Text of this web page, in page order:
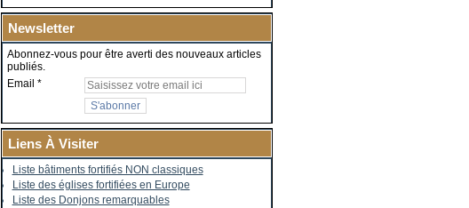
Newsletter
Abonnez-vous pour être averti des nouveaux articles
publiés.
Email
Liens À Visiter
Liste bâtiments fortifiés NON classiques
Liste des églises fortifiées en Europe
Liste des Donjons remarquables